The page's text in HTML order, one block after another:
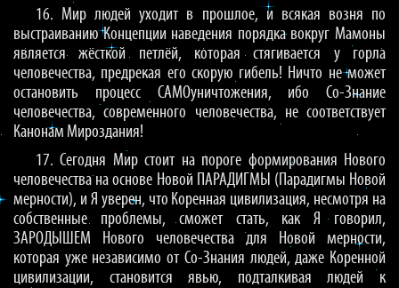
16. Мир людей уходит в прошлое, и всякая возня по
выстраиванию Концепции наведения порядка вокруг Мамоны
является жёсткой петлёй, которая стягивается у горла
человечества, предрекая его скорую гибель! Ничто не может
остановить процесс САМОуничтожения, ибо Со-Знание
человечества, современного человечества, не соответствует
Канонам Мироздания!
17. Сегодня Мир стоит на пороге формирования Нового
человечества на основе Новой ПАРАДИГМЫ (Парадигмы Новой
мерности), и Я уверен, что Коренная цивилизация, несмотря на
собственные проблемы, сможет стать, как Я говорил,
ЗАРОДЫШЕМ Нового человечества для Новой мерности,
которая уже независимо от Со-Знания людей, даже Коренной
цивилизации, становится явью, подталкивая людей к